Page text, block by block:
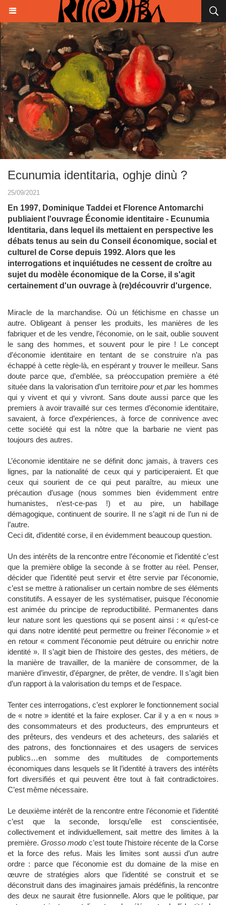
Ecunumia identitaria, oghje dinù ?
25/09/2021
En 1997, Dominique Taddei et Florence Antomarchi
publiaient l'ouvrage Économie identitaire - Ecunumia
Identitaria, dans lequel ils mettaient en perspective les
débats tenus au sein du Conseil économique, social et
culturel de Corse depuis 1992. Alors que les
interrogations et inquiétudes ne cessent de croître au
sujet du modèle économique de la Corse, il s'agit
certainement d'un ouvrage à (re)découvrir d'urgence.
Miracle de la marchandise. Où un fétichisme en chasse un
autre. Obligeant à penser les produits, les manières de les
fabriquer et de les vendre, l’économie, on le sait, oublie souvent
le sang des hommes, et souvent pour le pire ! Le concept
d’économie identitaire en tentant de se construire n’a pas
échappé à cette règle-là, en espérant y trouver le meilleur. Sans
doute parce que, d’emblée, sa préoccupation première a été
située dans la valorisation d’un territoirepouretpar les hommes
qui y vivent et qui y vivront. Sans doute aussi parce que les
premiers à avoir travaillé sur ces termes d’économie identitaire,
savaient, à force d’expériences, à force de connivence avec
cette société qui est la nôtre que la barbarie ne vient pas
toujours des autres.
L’économie identitaire ne se définit donc jamais, à travers ces
lignes, par la nationalité de ceux qui y participeraient. Et que
ceux qui sourient de ce qui peut paraître, au mieux une
précaution d’usage (nous sommes bien évidemment entre
humanistes, n’est-ce-pas !) et au pire, un habillage
démagogique, continuent de sourire. Il ne s’agit ni de l’un ni de
l’autre.
Ceci dit, d’identité corse, il en évidemment beaucoup question.
Un des intérêts de la rencontre entre l’économie et l’identité c’est
que la première oblige la seconde à se frotter au réel. Penser,
décider que l’identité peut servir et être servie par l’économie,
c’est se mettre à rationaliser un certain nombre de ses éléments
constitutifs. A essayer de les systématiser, puisque l’économie
est animée du principe de reproductibilité. Permanentes dans
leur nature sont les questions qui se posent ainsi : « qu’est-ce
qui dans notre identité peut permettre ou freiner l’économie » et
en retour « comment l’économie peut détruire ou enrichir notre
identité ». Il s’agit bien de l’histoire des gestes, des métiers, de
la manière de travailler, de la manière de consommer, de la
manière d’investir, d’épargner, de prêter, de vendre. Il s’agit bien
d’un rapport à la valorisation du temps et de l’espace.
Tenter ces interrogations, c’est explorer le fonctionnement social
de « notre » identité et la faire exploser. Car il y a en « nous »
des consommateurs et des producteurs, des emprunteurs et
des prêteurs, des vendeurs et des acheteurs, des salariés et
des patrons, des fonctionnaires et des usagers de services
publics…en somme des multitudes de comportements
économiques dans lesquels se lit l’identité à travers des intérêts
fort diversifiés et qui peuvent être tout à fait contradictoires.
C’est même nécessaire.
Le deuxième intérêt de la rencontre entre l’économie et l’identité
c’est que la seconde, lorsqu’elle est conscientisée,
collectivement et individuellement, sait mettre des limites à la
première.Grosso modo c’est toute l’histoire récente de la Corse
et la force des refus. Mais les limites sont aussi d’un autre
ordre : parce que l’économie est du domaine de la mise en
œuvre de stratégies alors que l’identité se construit et se
déconstruit dans des imaginaires jamais prédéfinis, la rencontre
des deux ne saurait être fusionnelle. Alors que le politique, par